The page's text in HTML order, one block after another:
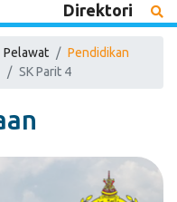
Direktori
Pelawat
Pendidikan
SK Parit 4